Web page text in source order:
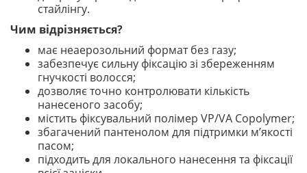
стайлінгу.
Чим відрізняється?
має неаерозольний формат без газу;
забезпечує сильну фіксацію зі збереженням
гнучкості волосся;
дозволяє точно контролювати кількість
нанесеного засобу;
містить фіксувальний полімер VP/VA Copolymer;
збагачений пантенолом для підтримки м’якості
пасом;
підходить для локального нанесення та фіксації